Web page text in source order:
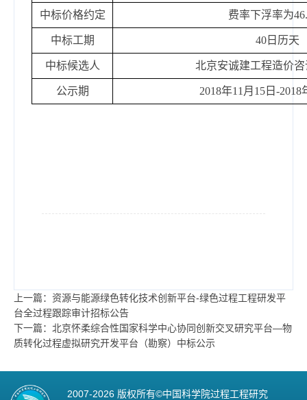
中标价格约定 费率下浮率为
中标工期 40 日历天
中标候选人 北京安诚建工程造价
公示期 2018年11 月 15日 -2018
上一篇：资源与能源绿色转化技术创新平台-绿色过程工程研发平
台全过程跟踪审计招标公告
下一篇：北京怀柔综合性国家科学中心协同创新交叉研究平台—物
质转化过程虚拟研究开发平台（勘察）中标公示
2007-2026 版权所有©中国科学院过程工程研究